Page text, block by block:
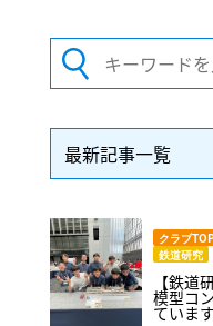
最新記事一覧
クラブ
鉄道研究
【鉄
模型コ
ています